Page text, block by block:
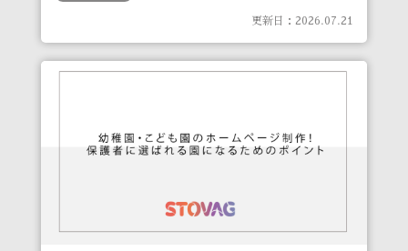
更新日：2026.07.21